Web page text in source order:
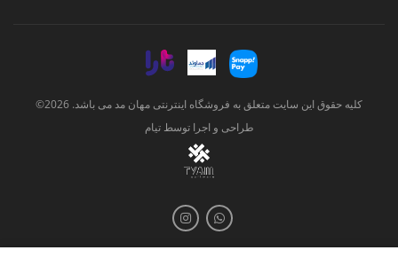
کلیه حقوق این سایت متعلق به فروشگاه اینترنتی مهان مد می باشد. 2026©
طراحی و اجرا توسطتیام